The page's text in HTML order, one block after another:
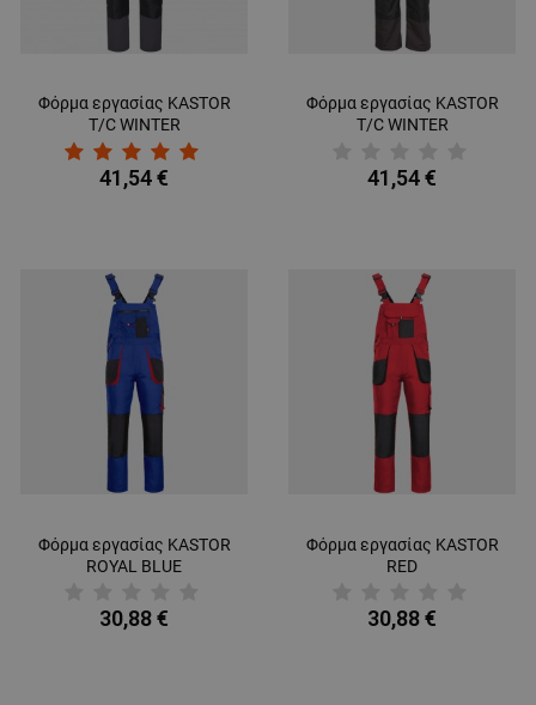
Φόρμα εργασίας KASTOR
T/C WINTER
GREY/BLACK/ORANGE
41,54 €
Φόρμα εργασίας KASTOR
T/C WINTER
41,54 €
Φόρμα εργασίας KASTOR
ROYAL BLUE
30,88 €
Φόρμα εργασίας KASTOR
RED
30,88 €